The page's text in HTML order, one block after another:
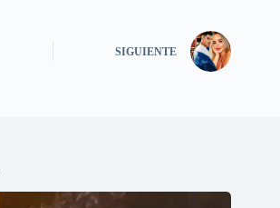
SIGUIENTE